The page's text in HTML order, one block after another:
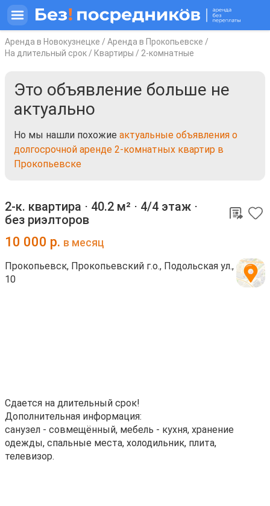
Аренда в Новокузнецке / Аренда в Прокопьевске /
На длительный срок / Квартиры / 2-комнатные
Это объявление больше не
актуально
Но мы нашли похожие актуальные объявления о
долгосрочной аренде 2-комнатных квартир в
Прокопьевске
2-к. квартира ⋅ 40.2 м² ⋅ 4/4 этаж ⋅
без риэлторов
10 000 р. в месяц
Прокопьевск, Прокопьевский г.о., Подольская ул.,
10
Сдается на длительный срок!
Дополнительная информация:
санузел - совмещённый, мебель - кухня, хранение
одежды, спальные места, холодильник, плита,
телевизор.